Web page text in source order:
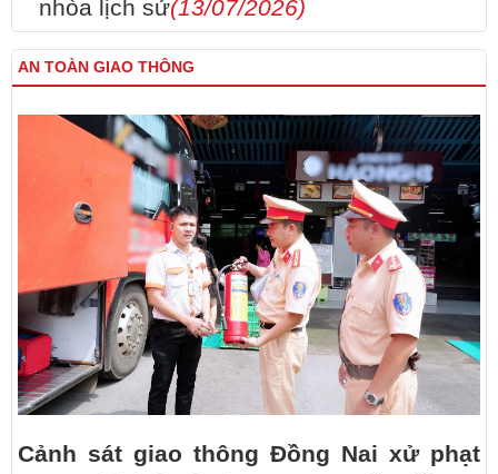
nhòa lịch sử(13/07/2026)
AN TOÀN GIAO THÔNG
Cảnh sát giao thông Đồng Nai xử phạt